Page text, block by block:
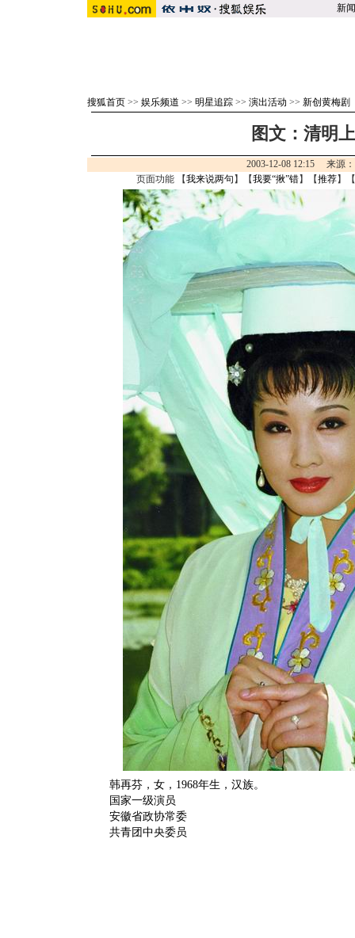
新闻
搜狐首页 >> 娱乐频道 >> 明星追踪 >> 演出活动 >> 新创黄梅剧
图文：清明
2003-12-08 12:15 来源
页面功能 【我来说两句 】【我要“揪”错】【推荐】
韩再芬，女，1968年生，汉族。
国家一级演员
安徽省政协常委
共青团中央委员